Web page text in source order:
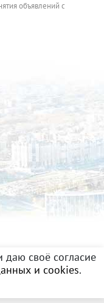
объявлений с
своё согласие
и cookies.